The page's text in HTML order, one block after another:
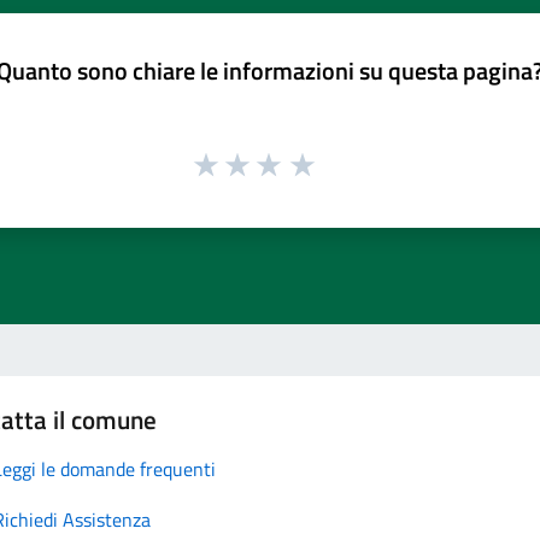
sono chiare le informazioni su questa
il comune
le domande frequenti
Assistenza